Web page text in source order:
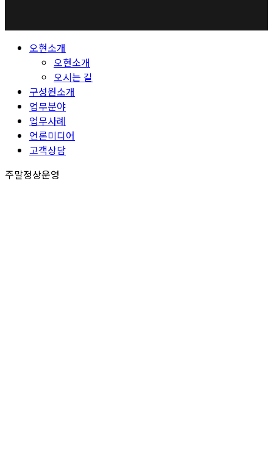
Close 오현소개
오현소개
오시는 길
구성원소개
업무분야
업무사례
언론미디어
고객상담
주말정상운영